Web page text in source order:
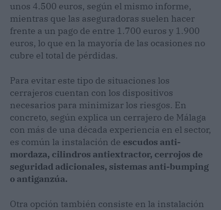
unos 4.500 euros, según el mismo informe,
mientras que las aseguradoras suelen hacer
frente a un pago de entre 1.700 euros y 1.900
euros, lo que en la mayoría de las ocasiones no
cubre el total de pérdidas.
Para evitar este tipo de situaciones los
cerrajeros cuentan con los dispositivos
necesarios para minimizar los riesgos. En
concreto, según explica un cerrajero de Málaga
con más de una década experiencia en el sector,
es común la instalación de escudos anti-
mordaza, cilindros antiextractor, cerrojos de
seguridad adicionales, sistemas anti-bumping
o antiganzúa.
Otra opción también consiste en la instalación